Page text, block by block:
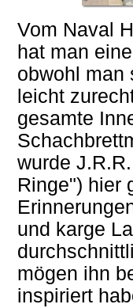
Vom Naval
hat man
obwohl man
leicht
gesamte
wurde
Ringe") hier
und karge
mögen ihn
inspiriert